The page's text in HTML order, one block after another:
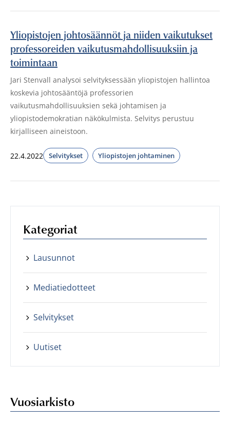
Yliopistojen johtosäännöt ja niiden vaikutukset
professoreiden vaikutusmahdollisuuksiin ja
toimintaan
Jari Stenvall analysoi selvityksessään yliopistojen hallintoa
koskevia johtosääntöjä professorien
vaikutusmahdollisuuksien sekä johtamisen ja
yliopistodemokratian näkökulmista. Selvitys perustuu
kirjalliseen aineistoon.
22.4.2022 Selvitykset Yliopistojen johtaminen
Kategoriat
Lausunnot
Mediatiedotteet
Selvitykset
Uutiset
Vuosiarkisto